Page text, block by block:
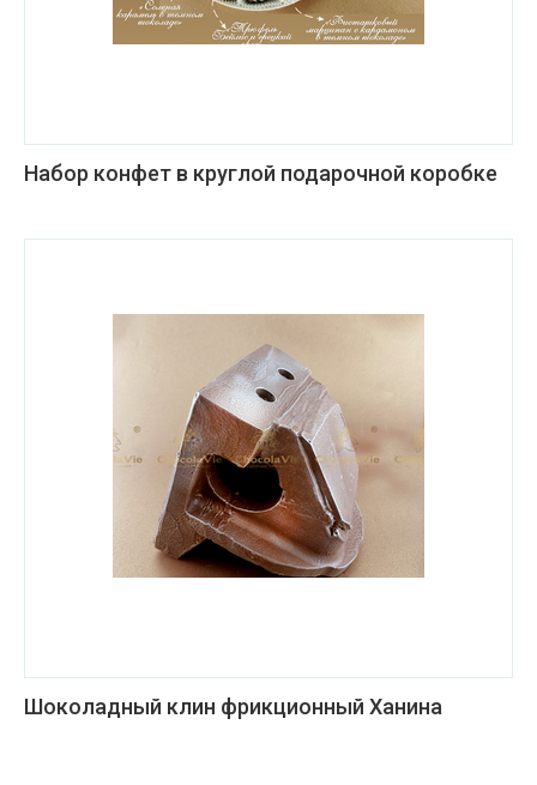
Набор конфет в круглой подарочной коробке
Шоколадный клин фрикционный Ханина